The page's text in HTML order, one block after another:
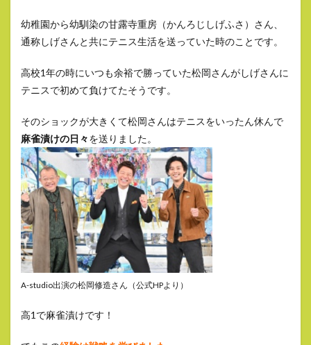
幼稚園から幼馴染の甘露寺重房（かんろじしげふさ）さん、
通称しげさんと共にテニス生活を送っていた時のことです。
高校1年の時にいつも余裕で勝っていた松岡さんがしげさんに
テニスで初めて負けてたそうです。
そのショックが大きくて松岡さんはテニスをいったん休んで
麻雀漬けの日々を送りました。
A-studio出演の松岡修造さん（公式HPより）
高1で麻雀漬けです！